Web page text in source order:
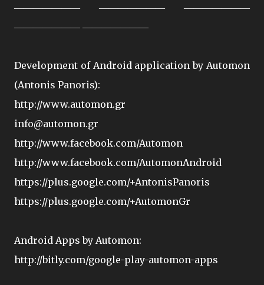
――――――― ――――――― ―――――――
――――――― ―――――――
Development of Android application by Automon
(Antonis Panoris):
http://www.automon.gr
info@automon.gr
http://www.facebook.com/Automon
http://www.facebook.com/AutomonAndroid
https://plus.google.com/+AntonisPanoris
https://plus.google.com/+AutomonGr
Android Apps by Automon:
http://bitly.com/google-play-automon-apps